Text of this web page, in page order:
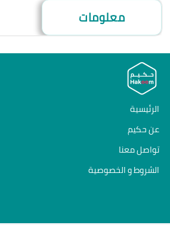
معلومات
الرئيسية
عن حكيم
تواصل معنا
الشروط و الخصوصية